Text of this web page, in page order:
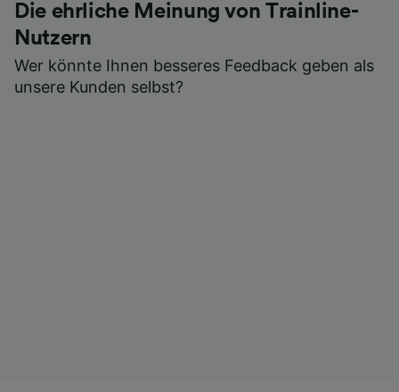
Die ehrliche Meinung von Trainline-
Nutzern
Wer könnte Ihnen besseres Feedback geben als
unsere Kunden selbst?